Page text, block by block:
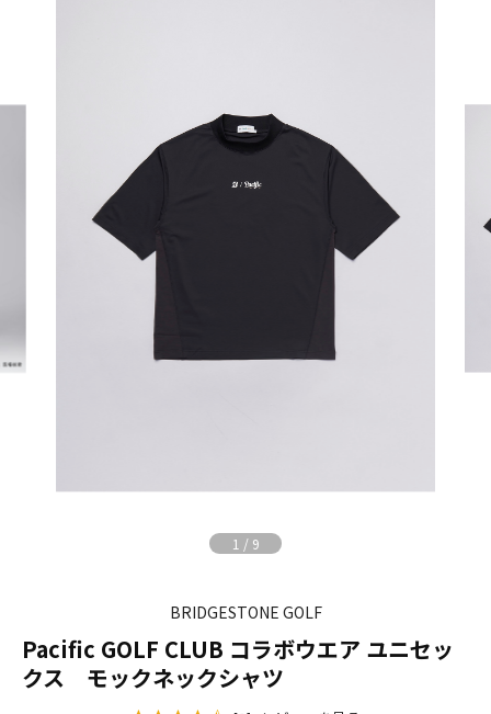
1 / 9
BRIDGESTONE GOLF
Pacific GOLF CLUB コラボウエア ユニセッ
クス モックネックシャツ